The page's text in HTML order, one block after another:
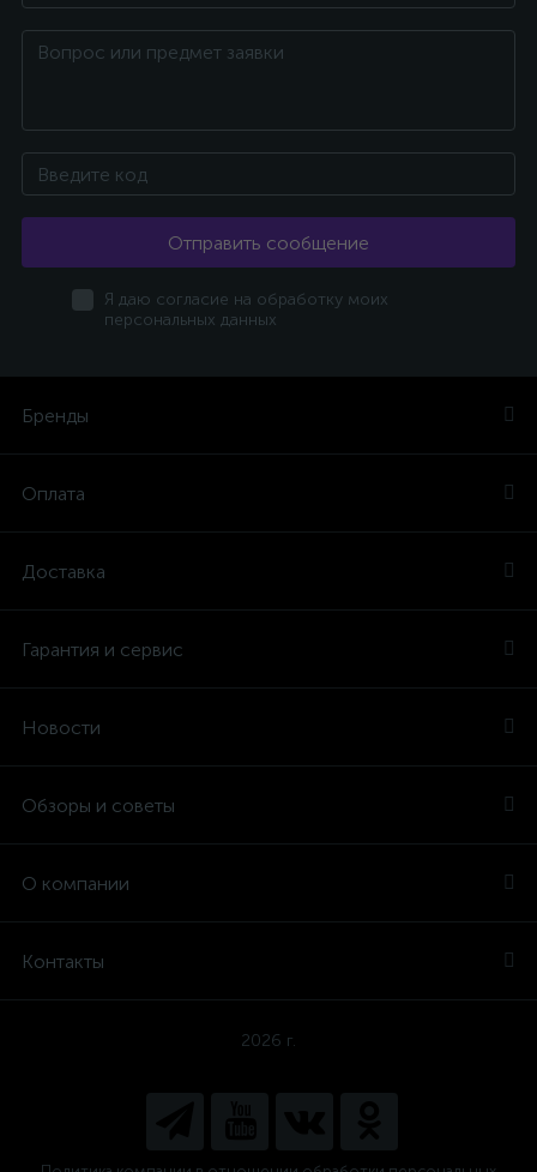
Отправить сообщение
Я даю согласие на обработку моих
персональных данных
Бренды
Оплата
Доставка
Гарантия и сервис
Новости
Обзоры и советы
О компании
Контакты
2026 г.